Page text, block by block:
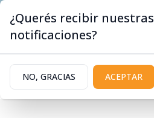
¿Querés recibir nuestras
notificaciones?
NO, GRACIAS ACEPTAR